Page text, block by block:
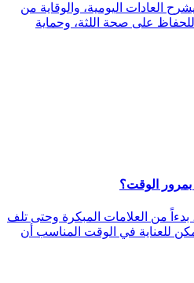
العادات اليومية، والوقاية من
للحفاظ على صحة اللثة، وحماية
بمرور الوقت؟
من العلامات المبكرة وحتى تلف
للعناية في الوقت المناسب أن